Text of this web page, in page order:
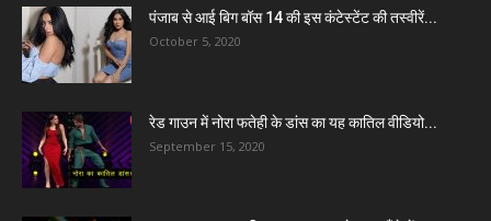
पंजाब से आई बिग बॉस 14 की इस कंटेस्टेंट की तस्वीरें...
October 5, 2020
रेड गाउन में नोरा फतेही के डांस का यह कातिल वीडियो...
September 15, 2020